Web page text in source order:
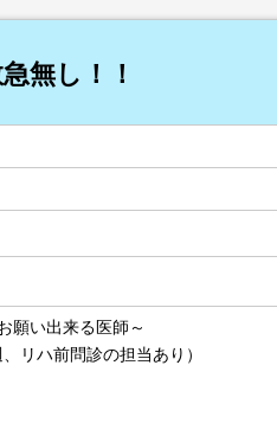
無し！！
願い出来る医師～
リハ前問診の担当あり）